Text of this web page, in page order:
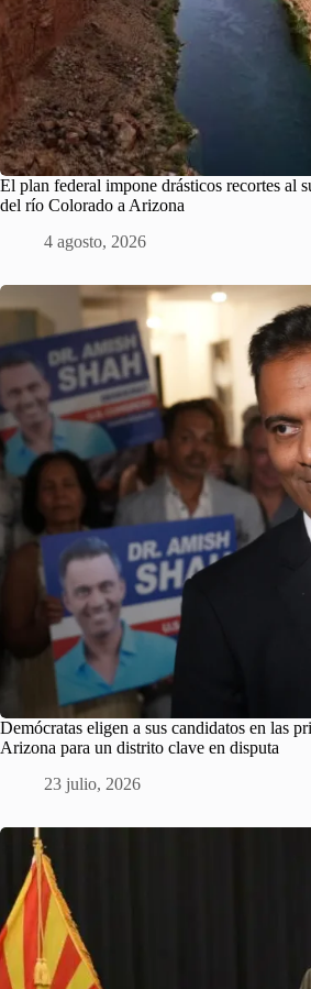
El plan federal impone drásticos recortes al
del río Colorado a Arizona
4 agosto, 2026
Demócratas eligen a sus candidatos en las
Arizona para un distrito clave en disputa
23 julio, 2026